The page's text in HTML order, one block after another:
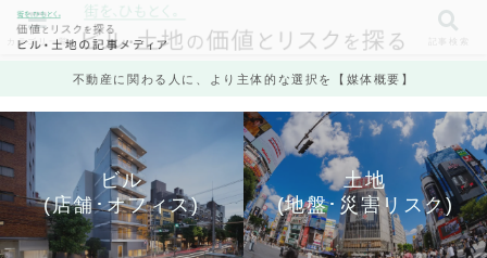
不動産に関わる人に、より主体的な選択を【媒体概要】
ビル
(店舗･オフィス)
土地
(地盤･災害リスク)
カテゴリ一覧